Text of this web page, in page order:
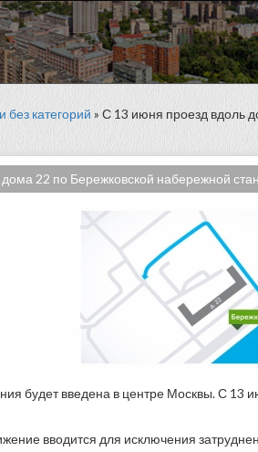
без категорий » С 13 июня проезд вдоль
22 по Бережковской набережной
будет введена в центре Москвы. С 13
вводится для исключения